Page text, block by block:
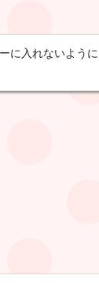
に入れないように